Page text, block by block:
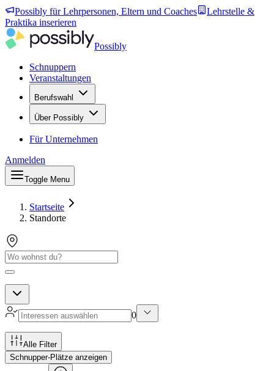
Possibly für Lehrpersonen, Eltern und Coaches
Lehrstelle &
Praktika inserieren
Possibly
Schnuppern
Veranstaltungen
Berufswahl
Über Possibly
Für Unternehmen
Anmelden
Toggle Menu
Startseite
Standorte
0
Alle Filter
Schnupper-Plätze anzeigen